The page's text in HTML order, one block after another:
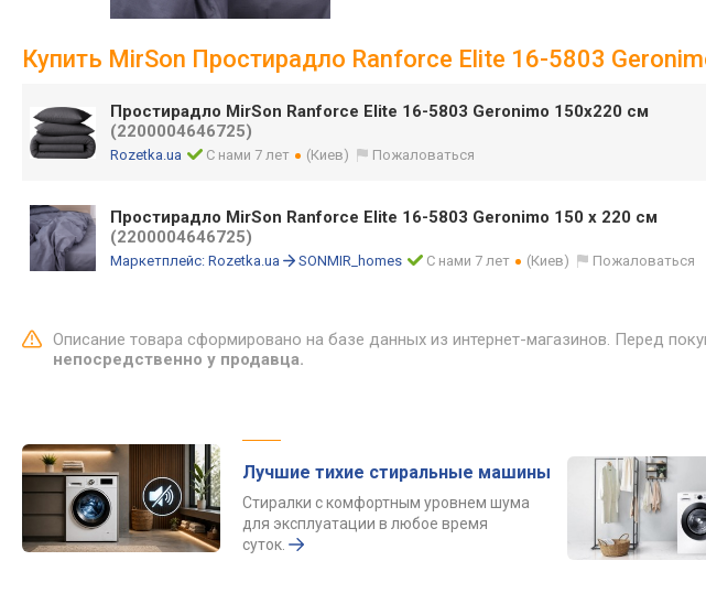
Купить MirSon Простирадло Ranforce Elite 16-5803
Простирадло MirSon Ranforce Elite 16-5803 Geronimo 150х220 см
(2200004646725)
Rozetka.ua С нами 7 лет (Киев) Пожаловаться
Простирадло MirSon Ranforce Elite 16-5803 Geronimo 150 х 220 см
(2200004646725)
Маркетплейс: Rozetka.ua SONMIR_homes С нами 7 лет (Киев) Пожаловаться
Описание товара сформировано на базе данных из интернет-магазинов. Перед
непосредственно у продавца.
Лучшие тихие стиральные машины
Стиралки с комфортным уровнем шума
для эксплуатации в любое время
суток.